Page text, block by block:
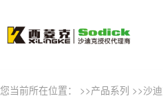
您当前所在位置： >>产品系列 >>沙